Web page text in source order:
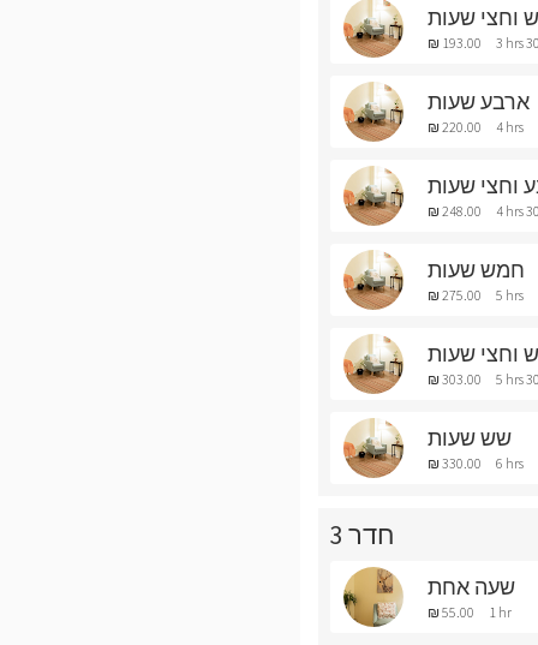
וחצי שעות
₪ 193.00 3 hrs
ארבע שעות
₪ 220.00 4 hrs
וחצי שעות
₪ 248.00 4 hrs
חמש שעות
₪ 275.00 5 hrs
וחצי שעות
₪ 303.00 5 hrs
שש שעות
₪ 330.00 6 hrs
חדר 3
שעה אחת
₪ 55.00 1 hr